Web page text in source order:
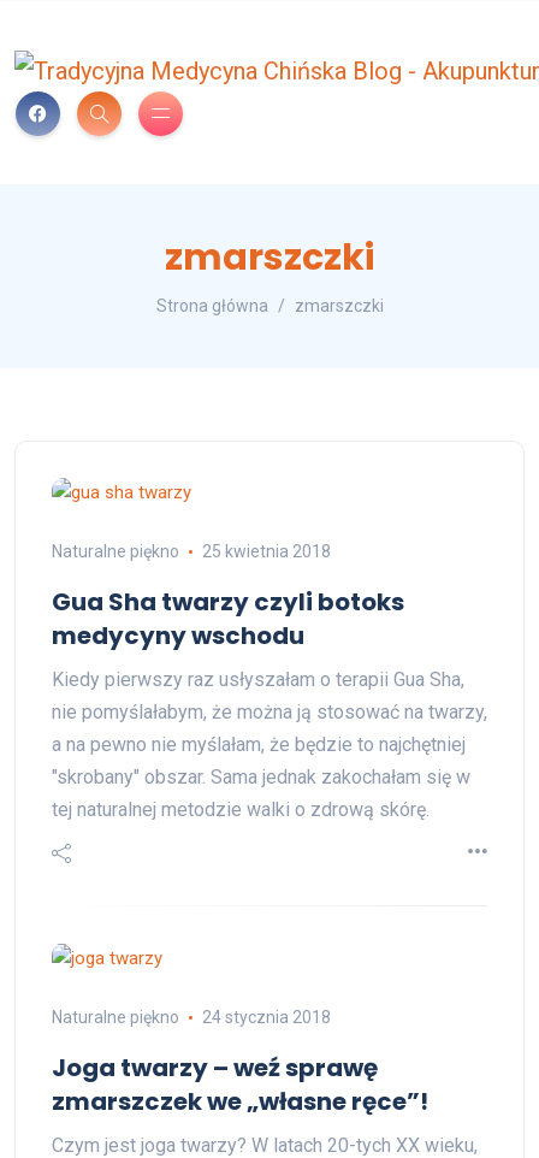
zmarszczki
Strona główna zmarszczki
Naturalne piękno 25 kwietnia 2018
Gua Sha twarzy czyli botoks
medycyny wschodu
Kiedy pierwszy raz usłyszałam o terapii Gua Sha,
nie pomyślałabym, że można ją stosować na twarzy,
a na pewno nie myślałam, że będzie to najchętniej
"skrobany" obszar. Sama jednak zakochałam się w
tej naturalnej metodzie walki o zdrową skórę.
Naturalne piękno 24 stycznia 2018
Joga twarzy – weź sprawę
zmarszczek we „własne ręce”!
Czym jest joga twarzy? W latach 20-tych XX wieku,